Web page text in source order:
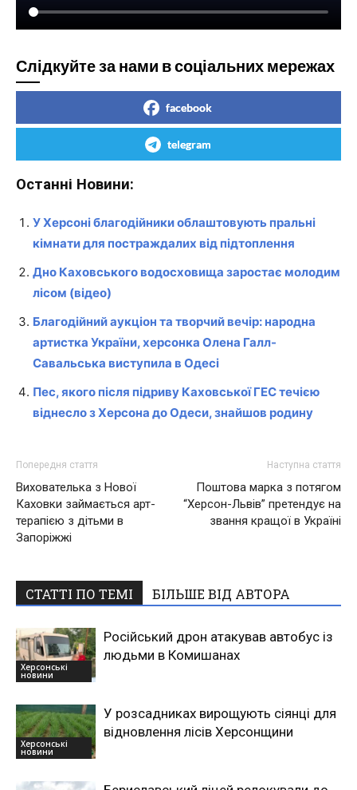
Слідкуйте за нами в соціальних мережах
facebook
telegram
Останні Новини:
У Херсоні благодійники облаштовують пральні
кімнати для постраждалих від підтоплення
Дно Каховського водосховища заростає молодим
лісом (відео)
Благодійний аукціон та творчий вечір: народна
артистка України, херсонка Олена Галл-
Савальська виступила в Одесі
Пес, якого після підриву Каховської ГЕС течією
віднесло з Херсона до Одеси, знайшов родину
Попередня стаття
Вихователька з Нової
Каховки займається арт-
терапією з дітьми в
Запоріжжі
Наступна стаття
Поштова марка з потягом
“Херсон-Львів” претендує на
звання кращої в Україні
СТАТТІ ПО ТЕМІ БІЛЬШЕ ВІД АВТОРА
Херсонські
новини
Російський дрон атакував автобус із
людьми в Комишанах
Херсонські
новини
У розсадниках вирощують сіянці для
відновлення лісів Херсонщини